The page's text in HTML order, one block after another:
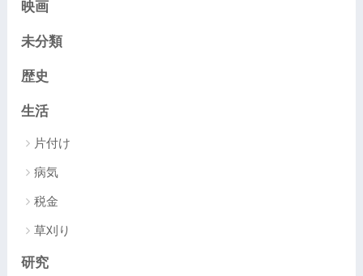
映画
未分類
歴史
生活
片付け
病気
税金
草刈り
研究